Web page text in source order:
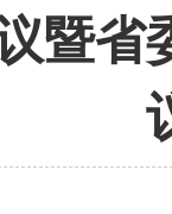
暨省